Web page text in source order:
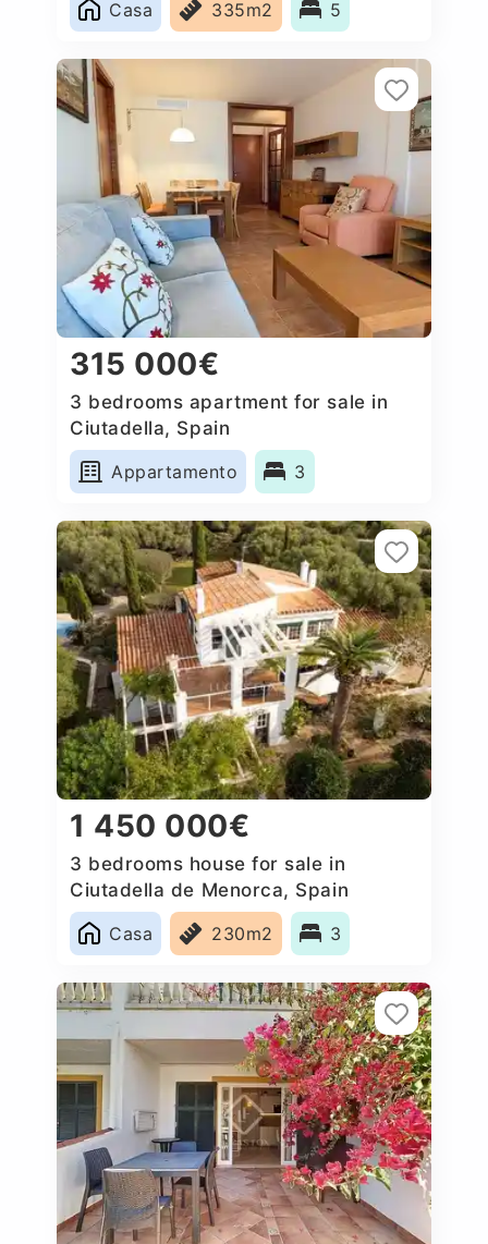
Casa 335m2 5
315 000€
3 bedrooms apartment for sale in
Ciutadella, Spain
Appartamento
3
1 450 000€
3 bedrooms house for sale in
Ciutadella de Menorca, Spain
Casa
230m2 3